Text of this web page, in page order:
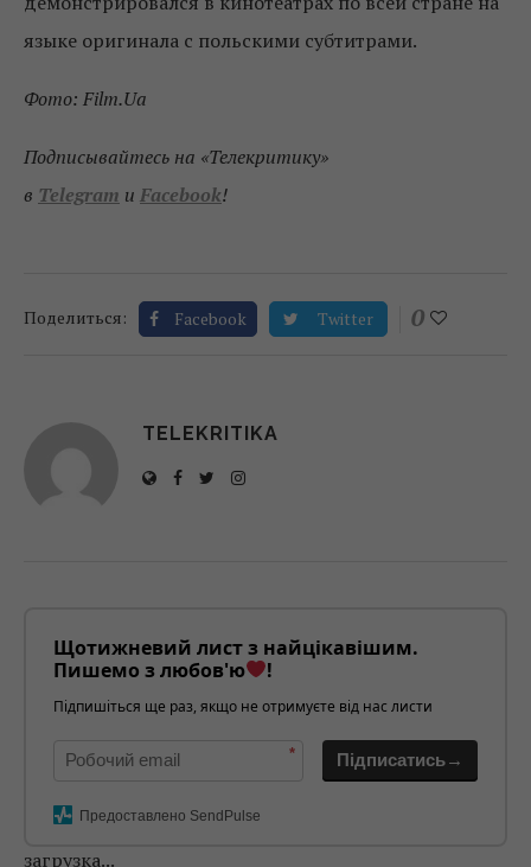
языке оригинала с польскими субтитрами.
Фото: Film.Ua
Подписывайтесь на «Телекритику»
в Telegram и Facebook!
Поделиться: Facebook Twitter 0
TELEKRITIKA
Щотижневий лист з найцікавішим.
Пишемо з любов'ю
!
Підпишіться ще раз, якщо не отримуєте від нас листи
* Підписатись→
Предоставлено SendPulse
загрузка...